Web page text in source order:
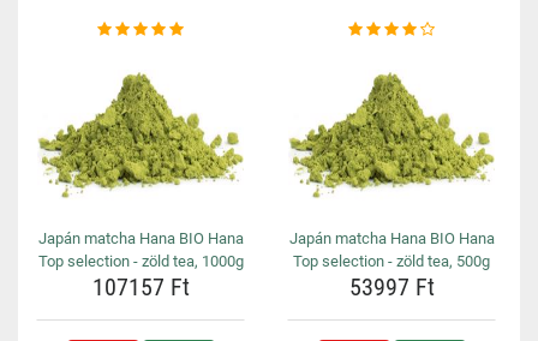
Japán matcha Hana BIO Hana
Top selection - zöld tea, 1000g
107157 Ft
Japán matcha Hana BIO Hana
Top selection - zöld tea, 500g
53997 Ft